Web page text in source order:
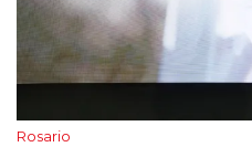
Rosario